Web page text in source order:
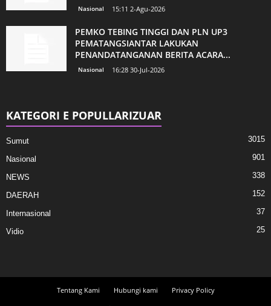
Nasional 15:11 2-Agu-2026
PEMKO TEBING TINGGI DAN PLN UP3
PEMATANGSIANTAR LAKUKAN
PENANDATANGANAN BERITA ACARA...
Nasional 16:28 30-Jul-2026
KATEGORI E POPULLARIZUAR
Sumut 3015
Nasional 901
NEWS 338
DAERAH 152
Internasional 37
Vidio 25
Tentang Kami Hubungi kami
Privacy Policy